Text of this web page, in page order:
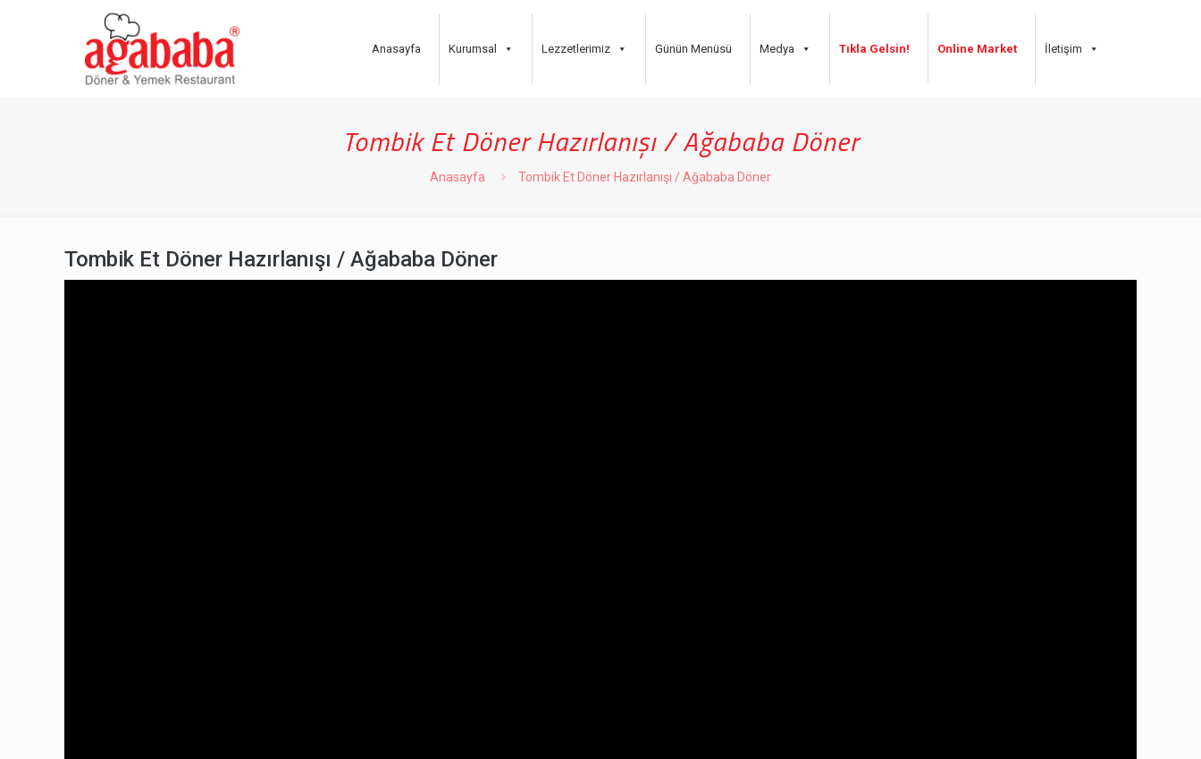
Anasayfa Kurumsal Lezzetlerimiz Günün Menüsü Medya Tıkla Gelsin! Online Market İletişim
Tombik Et Döner Hazırlanışı / Ağababa Döner
Anasayfa Tombik Et Döner Hazırlanışı / Ağababa Döner
Tombik Et Döner Hazırlanışı / Ağababa Döner